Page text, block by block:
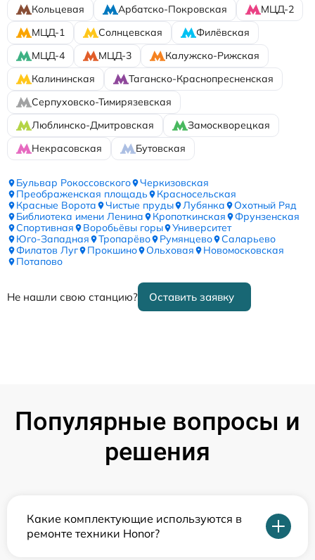
Кольцевая
Арбатско-Покровская
МЦД-2
МЦД-1
Солнцевская
Филёвская
МЦД-4
МЦД-3
Калужско-Рижская
Калининская
Таганско-Краснопресненская
Серпуховско-Тимирязевская
Люблинско-Дмитровская
Замоскворецкая
Некрасовская
Бутовская
Бульвар Рокоссовского
Черкизовская
Преображенская площадь
Красносельская
Красные Ворота
Чистые пруды Лубянка
Охотный Ряд
Библиотека имени Ленина
Кропоткинская
Фрунзенская
Спортивная
Воробьёвы горы
Университет
Юго-Западная
Тропарёво Румянцево
Саларьево
Филатов Луг
Прокшино Ольховая
Новомосковская
Потапово
Не нашли свою станцию? Оставить заявку
Популярные вопросы и
решения
Какие комплектующие используются в
ремонте техники Honor?